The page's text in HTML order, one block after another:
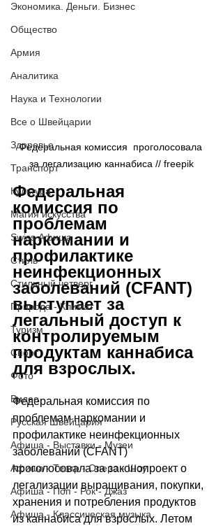
Экономика. Деньги. Бизнес
Общество
Армия
Аналитика
Наука и Технологии
Все о Швейцарии
Здоровье
Транспорт
Культура
Магия искусства
Swiss Афиша
Стиль
Стильный четверг
Природа - Климат
Туризм
Спорт
Фото
Видео
Русская Швейцария
Афиша - Выставки - Музеи
Афиша - Театр - Опера - Шоу
Афиша - Поп - Рок - Джаз
Афиша - Классическая музыка
Федеральная комиссия  проголосовала
за легализацию каннабиса // freepik
Федеральная
комиссия по
проблемам
наркомании и
профилактике
неинфекционных
заболеваний (CFANT)
выступает за
легальный доступ к
контролируемым
продуктам каннабиса
для взрослых.
Федеральная комиссия по
проблемам наркомании и
профилактике неинфекционных
заболеваний (CFANT)
проголосовала за законопроект о
легализации выращивания, покупки,
хранения и потребления продуктов
из каннабиса для взрослых. Летом